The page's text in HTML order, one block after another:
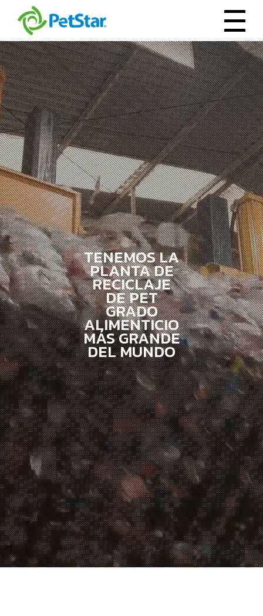
TENEMOS LA
PLANTA DE
RECICLAJE
DE PET
GRADO
ALIMENTICIO
MÁS GRANDE
DEL MUNDO